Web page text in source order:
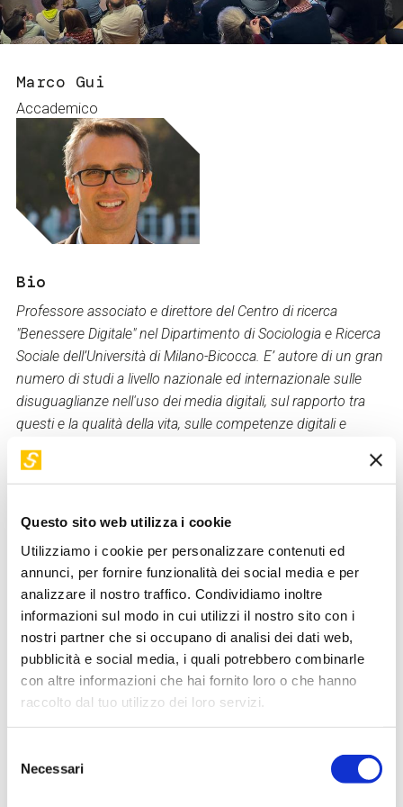
Questo sito web utilizza i cookie
Utilizziamo i cookie per personalizzare contenuti ed
annunci, per fornire funzionalità dei social media e per
analizzare il nostro traffico. Condividiamo inoltre
informazioni sul modo in cui utilizzi il nostro sito con i
nostri partner che si occupano di analisi dei dati web,
pubblicità e social media, i quali potrebbero combinarle
con altre informazioni che hai fornito loro o che hanno
raccolto dal tuo utilizzo dei loro servizi.
delNecessari
Servizi e accessibilità
Contatti
Biglietti
Marco Gui
Accademico
Bio
Professore associato e direttore del Centro di ricerca
"Benessere Digitale" nel Dipartimento di Sociologia e Ricerca
Sociale dell’Università di Milano-Bicocca. E’ autore di un gran
numero di studi a livello nazionale ed internazionale sulle
disuguaglianze nell'uso dei media digitali, sul rapporto tra
questi e la qualità della vita, sulle competenze digitali e
sull'uso delle tecnologie nell'istruzione. E’ autore di “A dieta
di media. Comunicazione e qualità della vita” (il Mulino), sulle
digitale a scuola. Rivoluzione o abbaglio?” (il Mulino), un
Marco Gui è anche tra i fondatori della "Rete dei Patti di
comunità per l'educazione digitale" (www.pattidigitali.it).
Torna a "I nostri relatori"
I suoi workshop in STEP